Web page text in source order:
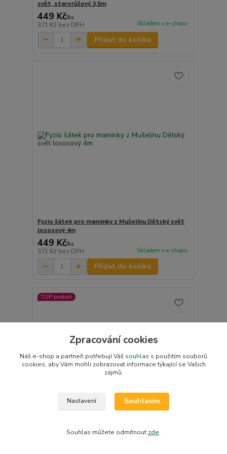
svět, starorůžový 3,5m
449 Kč/ks
371 Kč bez DPH Skladem v e-shopu
Přidat do košíku
Fyzio šátek pro maminky z Mušelínu Dětský svět
lososový 4m
449 Kč/ks
371 Kč bez DPH Skladem v e-shopu
Přidat do košíku
TOP produkt
Zpracování cookies
Náš e-shop a partneři potřebují Váš souhlas s použitím souborů
cookies, aby Vám mohli zobrazovat informace týkající se Vašich
zájmů.
Nastavení Souhlasím
Souhlas můžete odmítnout zde.